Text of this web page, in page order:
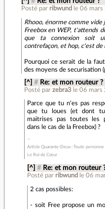
Posté par ribwund le 06
Rhooo, énorme comme
Freebox en WEP, t'attends
que ta connexion soit
contrefaçon, et hop, c'est de
Pourquoi ce serait de la
des moyens de securisation
[^] # Re: et mon routeur ?
Posté par zebra3 le 06
Parce que tu n'es pas
que tu loues (et dont
maitrises pas toutes les
dans le cas de la Freebox) ?
Article Quarante-Deux : Toute
Le Roi de Cœur
[^] # Re: et mon routeur
Posté par ribwund le 06
2 cas possibles:
- soit Free propose un